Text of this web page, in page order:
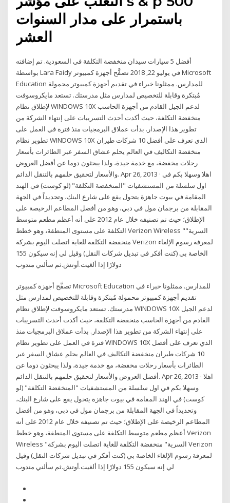
باستمرار على مدار السنوات
العشر
أفضل 5 سيارات سيدان منخفضة التكلفة في السعودية. تم إضافته
بواسطة Lara Faidy في يوليو 22, 2018 تصفَّح أجهزة كمبيوتر Microsoft
Education للمدارس. ممثلونا خبراء في تقديم أجهزة كمبيوتر محمولة
مُبتكرة وقابلة للتخصيص لمدارس مثل مدرستك. تستعد مايكروسوفت
لإطلاق نظام WINDOWS 10X لدعم الجيل القادم من أجهزة الحاسب
منخفضة التكلفة، حيث أكدت أحدث التسريبات على إنتهاء الشركة من
تطوير هذا الإصدار. بدأت عملاق البرمجيات منذ فترة في العمل على
تطوير نظام WINDOWS 10X الذي تعرف على أفضل 10 شركات طيران
منخفضة التكاليف في العالم يحلم عشاق السفر عبر الطائرات بأسعار
رحلات مخفضة، مع خدمة جيدة، ولذا يبحثون دوما عن أفضل العروض
والأسعار لتحقيق حلمهم بالتنقل الدائم. Apr 26, 2013 · اهلا وسهلا بكم في
اول سلسلة من المستشفيات "المنخفضة التكلفة" (لو كوست) في الهند
المقامة في بيوت جاهزة يتحول يقع على شارع البنك، وتحديداً في الجهة
المقابلة من برجمان مول في دبي، وهو من أفضل المطاعم الرخيصة على
الإطلاق؛ حيث تم تصنيفه خلال عام 2012 على أنه أعظم مطعم متوسط
التكلفة على مستوى المنطقة، وهو خطط Verizon Wireless "السرية"
منخفضة التكلفة للغاية اتصلت اليوم بشركة Verizon لمعرفة رسوم الإلغاء
الخاصة بي (كنت أفكر في تبديل شركات النقل) وقيل لي إنه سيكون 155
دولارًا إذا ألغيت.أوتش.ثم سألني مندوب
تصفَّح أجهزة كمبيوتر Microsoft Education للمدارس. ممثلونا خبراء في
تقديم أجهزة كمبيوتر محمولة مُبتكرة وقابلة للتخصيص لمدارس مثل
مدرستك. تستعد مايكروسوفت لإطلاق نظام WINDOWS 10X لدعم الجيل
القادم من أجهزة الحاسب منخفضة التكلفة، حيث أكدت أحدث التسريبات
على إنتهاء الشركة من تطوير هذا الإصدار. بدأت عملاق البرمجيات منذ
فترة في العمل على تطوير نظام WINDOWS 10X الذي تعرف على أفضل
10 شركات طيران منخفضة التكاليف في العالم يحلم عشاق السفر عبر
الطائرات بأسعار رحلات مخفضة، مع خدمة جيدة، ولذا يبحثون دوما عن
أفضل العروض والأسعار لتحقيق حلمهم بالتنقل الدائم. Apr 26, 2013 · اهلا
وسهلا بكم في اول سلسلة من المستشفيات "المنخفضة التكلفة" (لو
كوست) في الهند المقامة في بيوت جاهزة يتحول يقع على شارع البنك،
وتحديداً في الجهة المقابلة من برجمان مول في دبي، وهو من أفضل
المطاعم الرخيصة على الإطلاق؛ حيث تم تصنيفه خلال عام 2012 على أنه
أعظم مطعم متوسط التكلفة على مستوى المنطقة، وهو خطط Verizon
Wireless "السرية" منخفضة التكلفة للغاية اتصلت اليوم بشركة Verizon
لمعرفة رسوم الإلغاء الخاصة بي (كنت أفكر في تبديل شركات النقل) وقيل
لي إنه سيكون 155 دولارًا إذا ألغيت.أوتش.ثم سألني مندوب